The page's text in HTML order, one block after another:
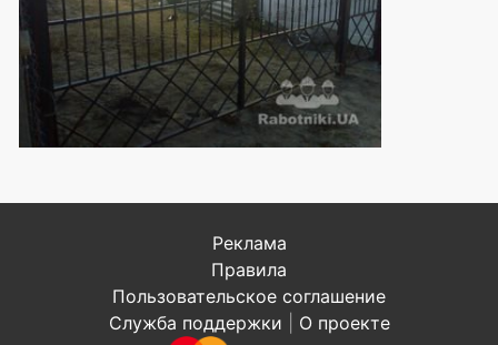
Реклама
Правила
Пользовательское соглашение
Служба поддержки
О проекте